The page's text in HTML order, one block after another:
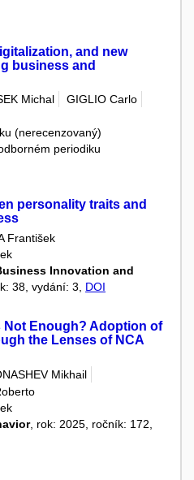
and new
business and
Michal
GIGLIO Carlo
(nerecenzovaný)
periodiku
personality traits and
František
Innovation and
38, vydání: 3, DOI
Not Enough? Adoption of
the Lenses of NCA
Mikhail
, rok: 2025, ročník: 172,